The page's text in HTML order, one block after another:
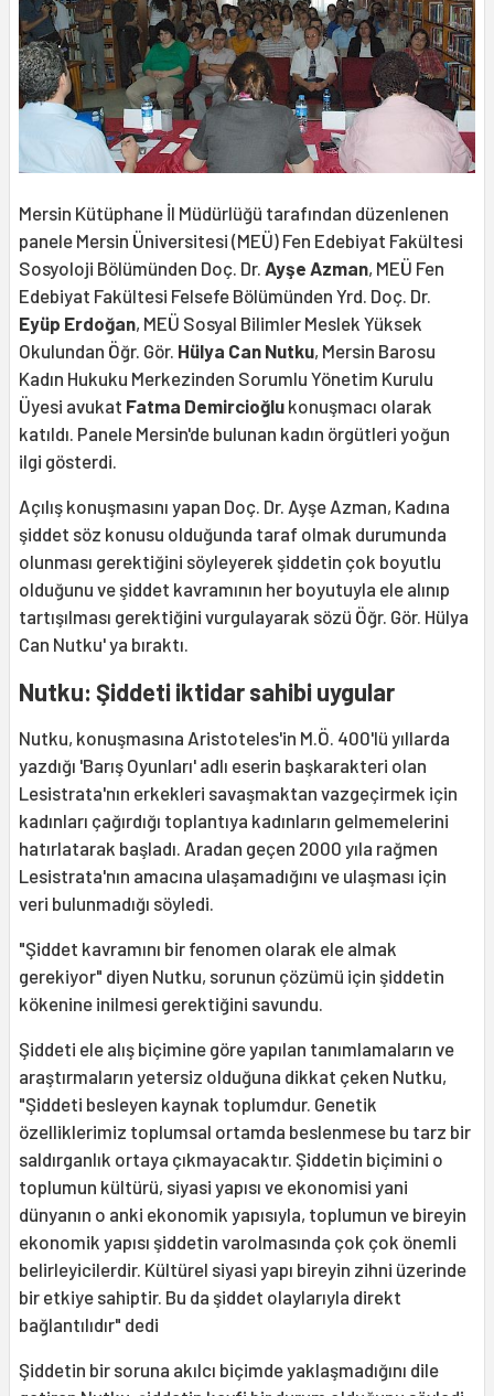
Mersin Kütüphane İl Müdürlüğü tarafından düzenlenen
panele Mersin Üniversitesi (MEÜ) Fen Edebiyat Fakültesi
Sosyoloji Bölümünden Doç. Dr. Ayşe Azman, MEÜ Fen
Edebiyat Fakültesi Felsefe Bölümünden Yrd. Doç. Dr.
Eyüp Erdoğan, MEÜ Sosyal Bilimler Meslek Yüksek
Okulundan Öğr. Gör. Hülya Can Nutku, Mersin Barosu
Kadın Hukuku Merkezinden Sorumlu Yönetim Kurulu
Üyesi avukat Fatma Demircioğlu konuşmacı olarak
katıldı. Panele Mersin'de bulunan kadın örgütleri yoğun
ilgi gösterdi.
Açılış konuşmasını yapan Doç. Dr. Ayşe Azman, Kadına
şiddet söz konusu olduğunda taraf olmak durumunda
olunması gerektiğini söyleyerek şiddetin çok boyutlu
olduğunu ve şiddet kavramının her boyutuyla ele alınıp
tartışılması gerektiğini vurgulayarak sözü Öğr. Gör. Hülya
Can Nutku' ya bıraktı.
Nutku: Şiddeti iktidar sahibi uygular
Nutku, konuşmasına Aristoteles'in M.Ö. 400'lü yıllarda
yazdığı 'Barış Oyunları' adlı eserin başkarakteri olan
Lesistrata'nın erkekleri savaşmaktan vazgeçirmek için
kadınları çağırdığı toplantıya kadınların gelmemelerini
hatırlatarak başladı. Aradan geçen 2000 yıla rağmen
Lesistrata'nın amacına ulaşamadığını ve ulaşması için
veri bulunmadığı söyledi.
"Şiddet kavramını bir fenomen olarak ele almak
gerekiyor" diyen Nutku, sorunun çözümü için şiddetin
kökenine inilmesi gerektiğini savundu.
Şiddeti ele alış biçimine göre yapılan tanımlamaların ve
araştırmaların yetersiz olduğuna dikkat çeken Nutku,
"Şiddeti besleyen kaynak toplumdur. Genetik
özelliklerimiz toplumsal ortamda beslenmese bu tarz bir
saldırganlık ortaya çıkmayacaktır. Şiddetin biçimini o
toplumun kültürü, siyasi yapısı ve ekonomisi yani
dünyanın o anki ekonomik yapısıyla, toplumun ve bireyin
ekonomik yapısı şiddetin varolmasında çok çok önemli
belirleyicilerdir. Kültürel siyasi yapı bireyin zihni üzerinde
bir etkiye sahiptir. Bu da şiddet olaylarıyla direkt
bağlantılıdır" dedi
Şiddetin bir soruna akılcı biçimde yaklaşmadığını dile